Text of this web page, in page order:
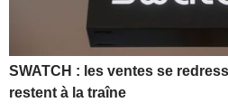
SWATCH : les ventes se
restent à la traîne